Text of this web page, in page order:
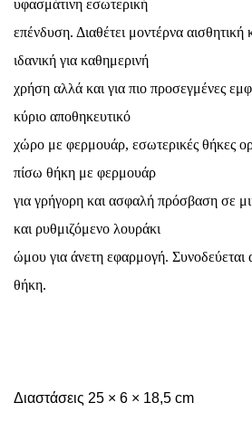
υφασμάτινη εσωτερική
επένδυση. Διαθέτει μοντέρνα αισθητική
ιδανική για καθημερινή
χρήση αλλά και για πιο προσεγμένες
κύριο αποθηκευτικό
χώρο με φερμουάρ, εσωτερικές θήκες
πίσω θήκη με φερμουάρ
για γρήγορη και ασφαλή πρόσβαση σε
και ρυθμιζόμενο λουράκι
ώμου για άνετη εφαρμογή. Συνοδεύεται
θήκη.
Διαστάσεις 25 × 6 × 18,5 cm